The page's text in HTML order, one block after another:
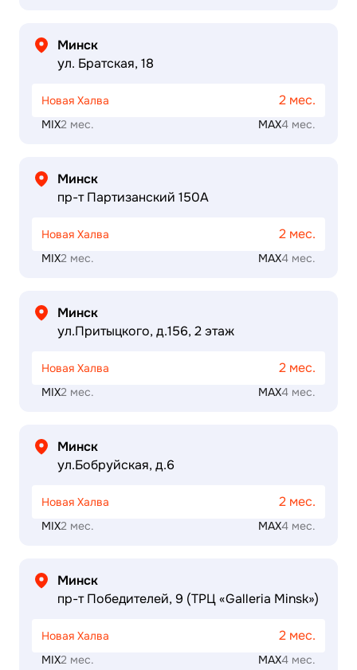
Минск
ул. Братская, 18
MIX2 мес. MAX4 мес.
Новая Халва 2 мес.
Минск
пр-т Партизанский 150А
MIX2 мес. MAX4 мес.
Новая Халва 2 мес.
Минск
ул.Притыцкого, д.156, 2 этаж
MIX2 мес. MAX4 мес.
Новая Халва 2 мес.
Минск
ул.Бобруйская, д.6
MIX2 мес. MAX4 мес.
Новая Халва 2 мес.
Минск
пр-т Победителей, 9 (ТРЦ «Galleria Minsk»)
MIX2 мес. MAX4 мес.
Новая Халва 2 мес.